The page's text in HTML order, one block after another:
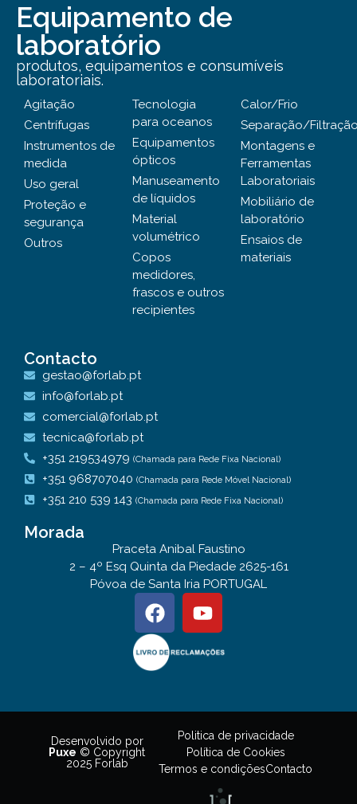
Equipamento de
laboratório
produtos, equipamentos e consumíveis
laboratoriais.
Agitação
Centrífugas
Instrumentos de
medida
Uso geral
Proteção e
segurança
Outros
Tecnologia
para oceanos
Equipamentos
ópticos
Manuseamento
de líquidos
Material
volumétrico
Copos
medidores,
frascos e outros
recipientes
Calor/Frio
Separação/
Montagens e
Ferramentas
Laboratoriais
Mobiliário de
laboratório
Ensaios de
materiais
Contacto
gestao@forlab.pt
info@forlab.pt
comercial@forlab.pt
tecnica@forlab.pt
+351 219534979 (Chamada para Rede Fixa Nacional)
+351 968707040 (Chamada para Rede Móvel Nacional)
+351 210 539 143 (Chamada para Rede Fixa Nacional)
Morada
Praceta Anibal Faustino
2 – 4º Esq Quinta da Piedade 2625-161
Póvoa de Santa Iria PORTUGAL
Desenvolvido por
Puxe © Copyright
2025 Forlab
Politica de privacidade
Política de Cookies
Termos e condiçõesContacto